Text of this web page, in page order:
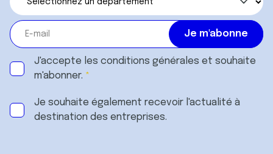
J'accepte les conditions générales et souhaite
m'abonner.
Je souhaite également recevoir l'actualité à
destination des entreprises.